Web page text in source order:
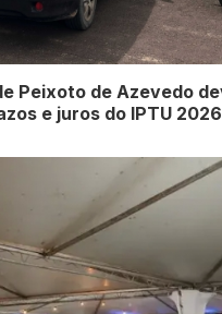
Peixoto de Azevedo
e juros do IPTU 2026